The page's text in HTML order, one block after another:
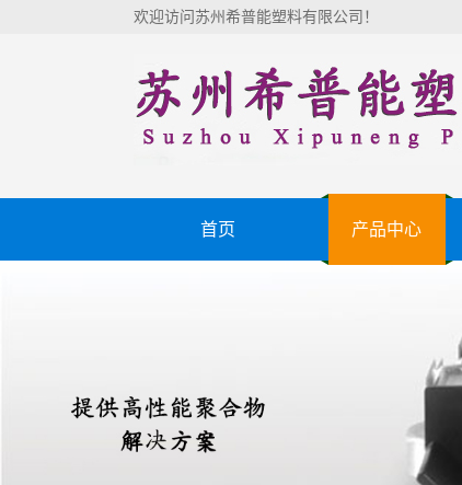
欢迎访问苏州希普能塑料有限公司！
首页 产品中心